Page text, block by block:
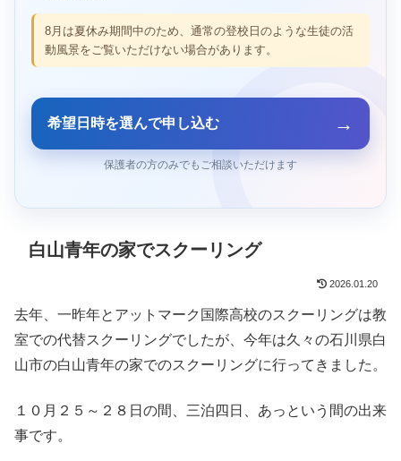
8月は夏休み期間中のため、通常の登校日のような生徒の活
動風景をご覧いただけない場合があります。
希望日時を選んで申し込む →
保護者の方のみでもご相談いただけます
白山青年の家でスクーリング
2026.01.20
去年、一昨年とアットマーク国際高校のスクーリングは教
室での代替スクーリングでしたが、今年は久々の石川県白
山市の白山青年の家でのスクーリングに行ってきました。
１０月２５～２８日の間、三泊四日、あっという間の出来
事です。